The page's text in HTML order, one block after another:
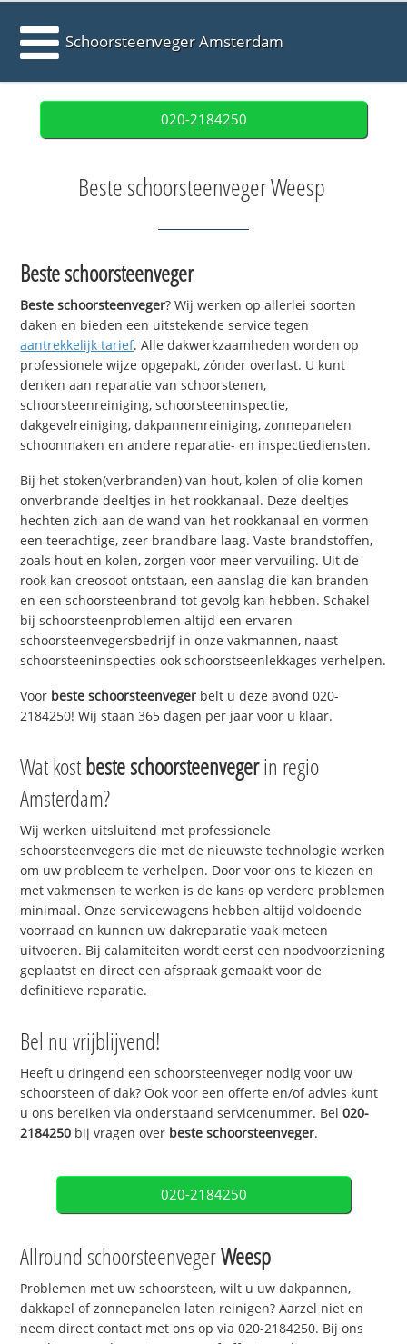
Schoorsteenveger Amsterdam
020-2184250
Beste schoorsteenveger Weesp
Beste schoorsteenveger
Beste schoorsteenveger? Wij werken op allerlei soorten
daken en bieden een uitstekende service tegen
aantrekkelijk tarief. Alle dakwerkzaamheden worden op
professionele wijze opgepakt, zónder overlast. U kunt
denken aan reparatie van schoorstenen,
schoorsteenreiniging, schoorsteeninspectie,
dakgevelreiniging, dakpannenreiniging, zonnepanelen
schoonmaken en andere reparatie- en inspectiediensten.
Bij het stoken(verbranden) van hout, kolen of olie komen
onverbrande deeltjes in het rookkanaal. Deze deeltjes
hechten zich aan de wand van het rookkanaal en vormen
een teerachtige, zeer brandbare laag. Vaste brandstoffen,
zoals hout en kolen, zorgen voor meer vervuiling. Uit de
rook kan creosoot ontstaan, een aanslag die kan branden
en een schoorsteenbrand tot gevolg kan hebben. Schakel
bij schoorsteenproblemen altijd een ervaren
schoorsteenvegersbedrijf in onze vakmannen, naast
schoorsteeninspecties ook schoorstseenlekkages verhelpen.
Voor beste schoorsteenveger belt u deze avond 020-
2184250! Wij staan 365 dagen per jaar voor u klaar.
Wat kostbeste schoorsteenvegerin regio
Amsterdam?
Wij werken uitsluitend met professionele
schoorsteenvegers die met de nieuwste technologie werken
om uw probleem te verhelpen. Door voor ons te kiezen en
met vakmensen te werken is de kans op verdere problemen
minimaal. Onze servicewagens hebben altijd voldoende
voorraad en kunnen uw dakreparatie vaak meteen
uitvoeren. Bij calamiteiten wordt eerst een noodvoorziening
geplaatst en direct een afspraak gemaakt voor de
definitieve reparatie.
Bel nu vrijblijvend!
Heeft u dringend een schoorsteenveger nodig voor uw
schoorsteen of dak? Ook voor een offerte en/of advies kunt
u ons bereiken via onderstaand servicenummer. Bel020-
2184250 bij vragen over beste schoorsteenveger.
020-2184250
Allround schoorsteenvegerWeesp
Problemen met uw schoorsteen, wilt u uw dakpannen,
dakkapel of zonnepanelen laten reinigen? Aarzel niet en
neem direct contact met ons op via 020-2184250. Bij ons